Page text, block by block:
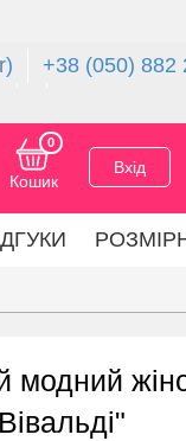
+38 (050) 882
Вхід
Кошик
0
модний